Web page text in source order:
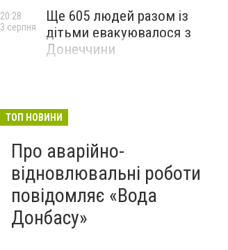
Ще 605 людей разом із
дітьми евакуювалося з
Донеччини
20:28
3 серпня
ТОП НОВИНИ
Про аварійно-
відновлювальні роботи
повідомляє «Вода
Донбасу»